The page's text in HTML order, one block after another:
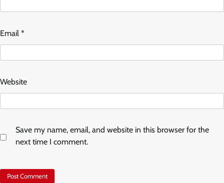
Email *
Website
Save my name, email, and website in this browser for the
next time I comment.